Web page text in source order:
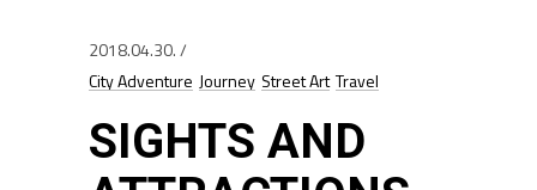
2018.04.30.
City Adventure Journey Street Art Travel
SIGHTS AND